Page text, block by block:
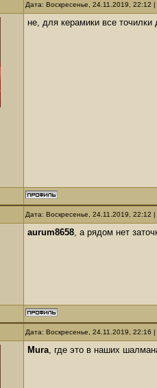
Дата: Воскресенье, 24.11.2019,
не, для керамики все точилки
Дата: Воскресенье, 24.11.2019,
aurum8658, а рядом нет
Дата: Воскресенье, 24.11.2019,
Mura, где это в наших